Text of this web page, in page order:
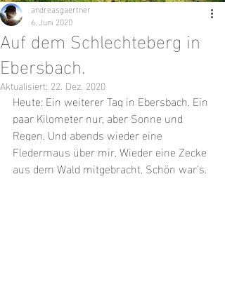
Auf dem Schlechteberg in
Ebersbach.
andreasgaertner
6. Juni 2020
Aktualisiert: 22. Dez. 2020
Heute: Ein weiterer Tag in Ebersbach. Ein
paar Kilometer nur, aber Sonne und
Regen. Und abends wieder eine
Fledermaus über mir. Wieder eine Zecke
aus dem Wald mitgebracht. Schön war's.